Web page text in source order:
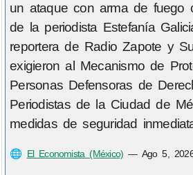
un ataque con arma de fuego
de la periodista Estefanía
reportera de Radio Zapote y
exigieron al Mecanismo de
Personas Defensoras de
Periodistas de la Ciudad de
medidas de seguridad
🌐 El Economista (México) — Ago 5,